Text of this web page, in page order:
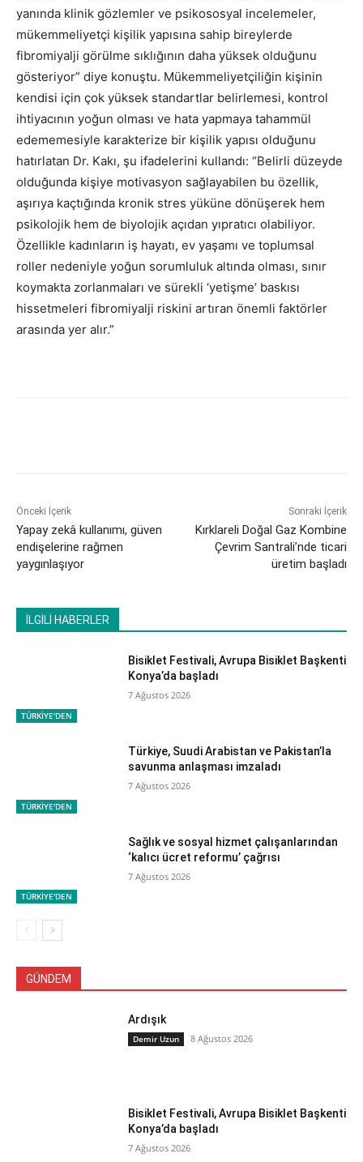
yanında klinik gözlemler ve psikososyal incelemeler,
mükemmeliyetçi kişilik yapısına sahip bireylerde
fibromiyalji görülme sıklığının daha yüksek olduğunu
gösteriyor” diye konuştu. Mükemmeliyetçiliğin kişinin
kendisi için çok yüksek standartlar belirlemesi, kontrol
ihtiyacının yoğun olması ve hata yapmaya tahammül
edememesiyle karakterize bir kişilik yapısı olduğunu
hatırlatan Dr. Kakı, şu ifadelerini kullandı: “Belirli düzeyde
olduğunda kişiye motivasyon sağlayabilen bu özellik,
aşırıya kaçtığında kronik stres yüküne dönüşerek hem
psikolojik hem de biyolojik açıdan yıpratıcı olabiliyor.
Özellikle kadınların iş hayatı, ev yaşamı ve toplumsal
roller nedeniyle yoğun sorumluluk altında olması, sınır
koymakta zorlanmaları ve sürekli ‘yetişme’ baskısı
hissetmeleri fibromiyalji riskini artıran önemli faktörler
arasında yer alır.”
Önceki İçerik
​Yapay zekâ kullanımı, güven
endişelerine rağmen
yaygınlaşıyor
Sonraki İçerik
Kırklareli Doğal Gaz Kombine
Çevrim Santrali’nde ticari
üretim başladı
İLGİLİ HABERLER
TÜRKİYE'DEN
Bisiklet Festivali, Avrupa Bisiklet Başkenti
Konya’da başladı
7 Ağustos 2026
TÜRKİYE'DEN
Türkiye, Suudi Arabistan ve Pakistan’la
savunma anlaşması imzaladı
7 Ağustos 2026
TÜRKİYE'DEN
Sağlık ve sosyal hizmet çalışanlarından
‘kalıcı ücret reformu’ çağrısı
7 Ağustos 2026
GÜNDEM
Ardışık
Demir Uzun 8 Ağustos 2026
Bisiklet Festivali, Avrupa Bisiklet Başkenti
Konya’da başladı
7 Ağustos 2026